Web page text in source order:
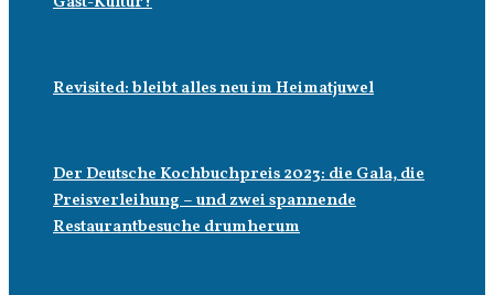
Revisited: bleibt alles neu im Heimatjuwel
Der Deutsche Kochbuchpreis 2023: die Gala, die
Preisverleihung – und zwei spannende
Restaurantbesuche drumherum